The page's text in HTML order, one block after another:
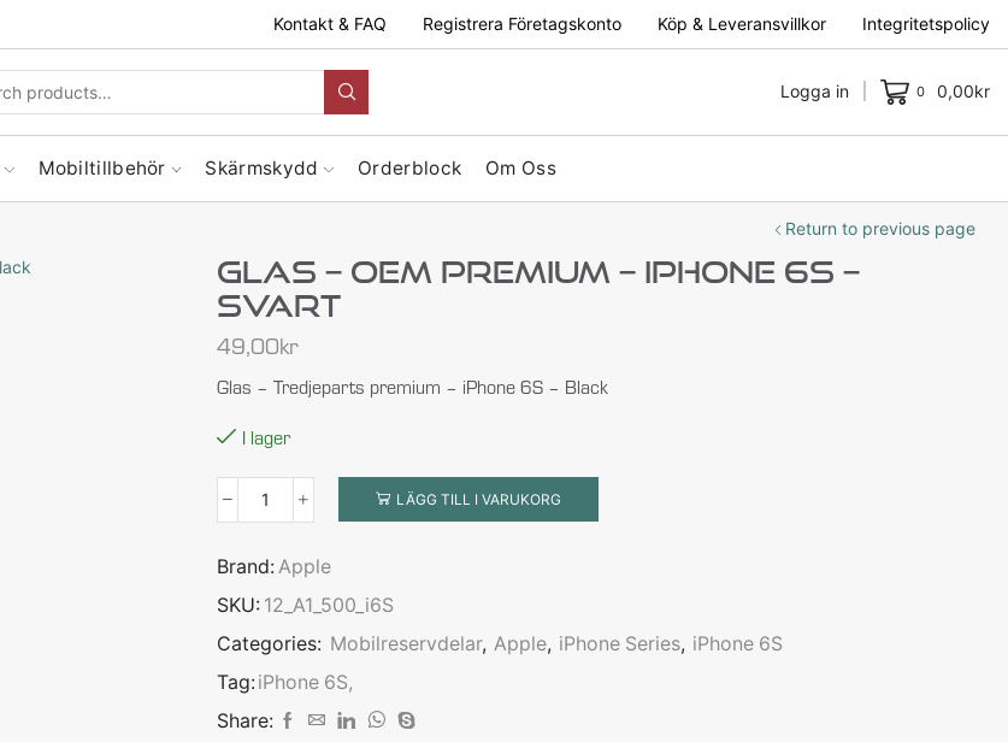
Kontakt & FAQ Registrera Företagskonto Köp & Leveransvillkor Integritetspolicy
Logga in 0 0,00kr
Mobiltillbehör Skärmskydd Orderblock Om Oss
Return to previous page
Glas – OEM Premium – IPhone 6S –
Svart
49,00kr
Glas – Tredjeparts premium – iPhone 6S – Black
I lager
LÄGG TILL I VARUKORG
Brand: Apple
SKU: 12_A1_500_i6S
Categories: Mobilreservdelar, Apple, iPhone Series, iPhone 6S
Tag: iPhone 6S,
Share: